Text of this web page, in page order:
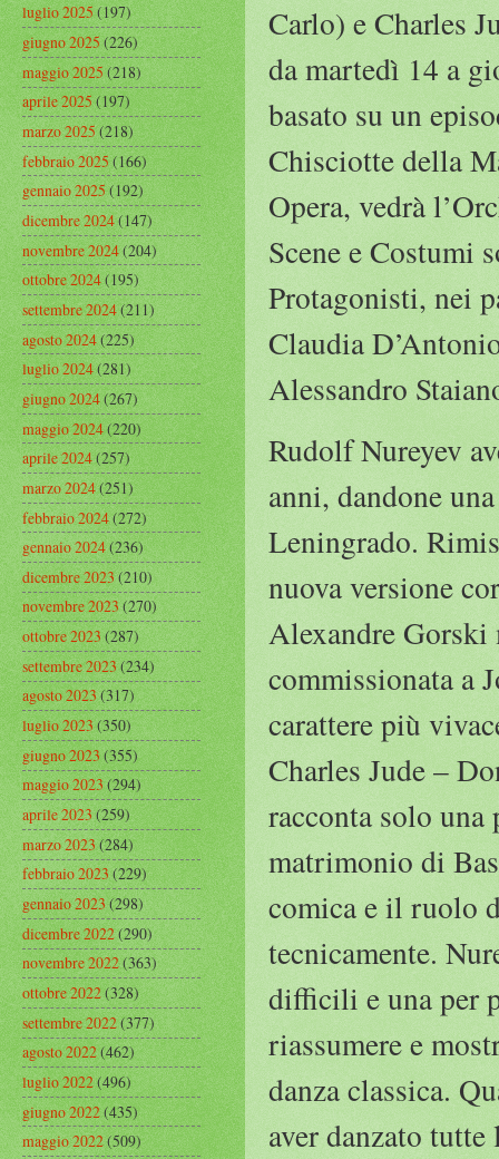
Carlo) e Charles
da martedì 14 a
basato su un
Chisciotte della
Opera, vedrà
Scene e Costumi
Protagonisti, nei
Claudia
Alessandro
Rudolf Nureyev
anni, dandone
Leningrado.
nuova versione
Alexandre Gorski
commissionata a
carattere più
Charles Jude –
racconta solo
matrimonio di
comica e il ruolo
tecnicamente.
difficili e una per
riassumere e
danza classica.
aver danzato
luglio 2025(197)
giugno 2025(226)
maggio 2025(218)
aprile 2025(197)
marzo 2025(218)
febbraio 2025(166)
gennaio 2025(192)
dicembre 2024(147)
novembre 2024(204)
ottobre 2024(195)
settembre 2024(211)
agosto 2024(225)
luglio 2024(281)
giugno 2024(267)
maggio 2024(220)
aprile 2024(257)
marzo 2024(251)
febbraio 2024(272)
gennaio 2024(236)
dicembre 2023(210)
novembre 2023(270)
ottobre 2023(287)
settembre 2023(234)
agosto 2023(317)
luglio 2023(350)
giugno 2023(355)
maggio 2023(294)
aprile 2023(259)
marzo 2023(284)
febbraio 2023(229)
gennaio 2023(298)
dicembre 2022(290)
novembre 2022(363)
ottobre 2022(328)
settembre 2022(377)
agosto 2022(462)
luglio 2022(496)
giugno 2022(435)
maggio 2022(509)